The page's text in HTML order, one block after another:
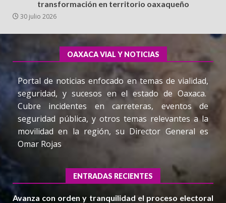
transformación en territorio oaxaqueño
30 julio 2026
OAXACA VIAL Y NOTICIAS
Portal de noticias enfocado en temas de vialidad,
seguridad, y sucesos en el estado de Oaxaca.
Cubre incidentes en carreteras, eventos de
seguridad pública, y otros temas relevantes a la
movilidad en la región, su Director General es
Omar Rojas
ENTRADAS RECIENTES
Avanza con orden y tranquilidad el proceso electoral